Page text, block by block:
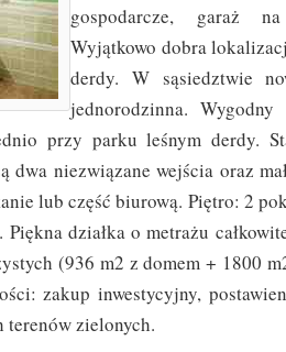
gospodarcze, garaż
Wyjątkowo dobra
derdy. W sąsiedztwie
jednorodzinna.
przy parku leśnym derdy.
dwa niezwiązane wejścia oraz
lub część biurową. Piętro: 2
działka o metrażu
(936 m2 z domem + 1800
zakup inwestycyjny,
terenów zielonych.